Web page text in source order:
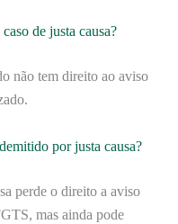
de justa causa?
não tem direito ao aviso
por justa causa?
perde o direito a aviso
mas ainda pode